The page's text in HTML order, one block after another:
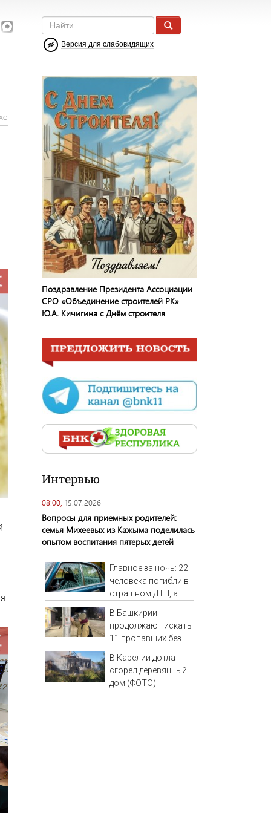
Версия для слабовидящих
Поздравление Президента Ассоциации
СРО «Объединение строителей РК»
Ю.А. Кичигина с Днём строителя
Интервью
08:00, 15.07.2026
Вопросы для приемных родителей:
семья Михеевых из Кажыма поделилась
опытом воспитания пятерых детей
Главное за ночь: 22
человека погибли в
страшном ДТП, а
на отдых в Турции
В Башкирии
продолжают искать
11 пропавших без
В Карелии дотла
сгорел деревянный
дом (ФОТО)